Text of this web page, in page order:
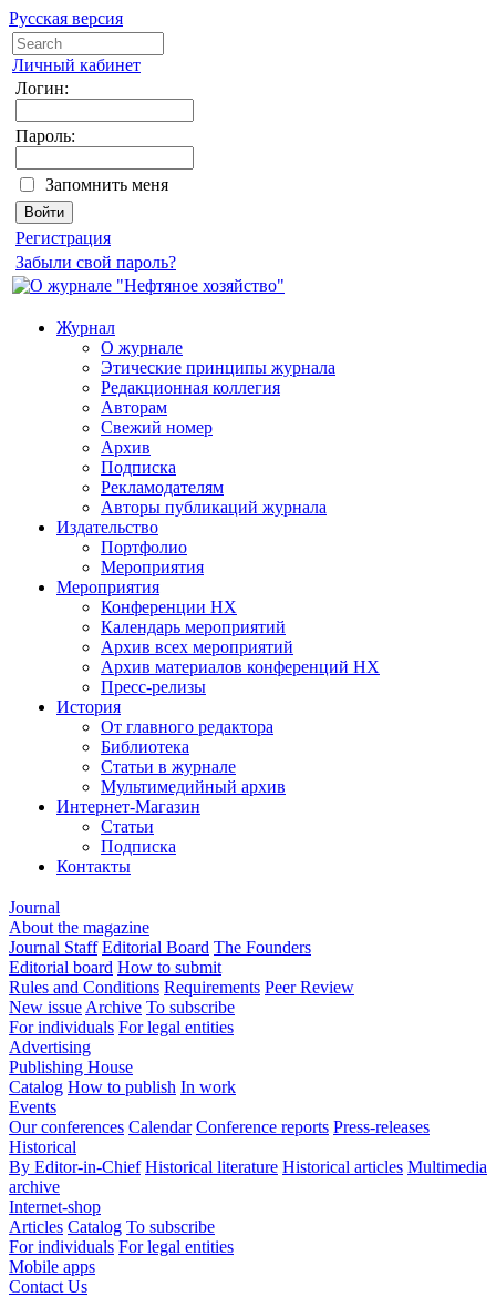
Русская версия
Личный кабинет
Логин:
Пароль:
Запомнить меня
Регистрация
Забыли свой пароль?
Журнал
О журнале
Этические принципы журнала
Редакционная коллегия
Авторам
Свежий номер
Архив
Подписка
Рекламодателям
Авторы публикаций журнала
Издательство
Портфолио
Мероприятия
Мероприятия
Конференции НХ
Календарь мероприятий
Архив всех мероприятий
Архив материалов конференций НХ
Пресс-релизы
История
От главного редактора
Библиотека
Статьи в журнале
Мультимедийный архив
Интернет-Магазин
Статьи
Подписка
Контакты
Journal
About the magazine
Journal Staff Editorial Board The Founders
Editorial board How to submit
Rules and Conditions Requirements Peer Review
New issue Archive To subscribe
For individuals For legal entities
Advertising
Publishing House
Catalog How to publish In work
Events
Our conferences Calendar Conference reports Press-releases
Historical
By Editor-in-Chief Historical literature Historical articles Multimedia
archive
Internet-shop
Articles Catalog To subscribe
For individuals For legal entities
Mobile apps
Contact Us